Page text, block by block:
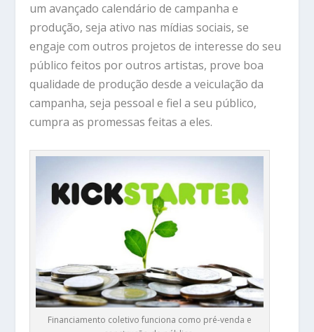
um avançado calendário de campanha e
produção, seja ativo nas mídias sociais, se
engaje com outros projetos de interesse do seu
público feitos por outros artistas, prove boa
qualidade de produção desde a veiculação da
campanha, seja pessoal e fiel a seu público,
cumpra as promessas feitas a eles.
Financiamento coletivo funciona como pré-venda e